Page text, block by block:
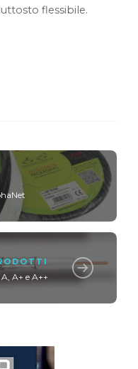
flessibile.
A+ e A++